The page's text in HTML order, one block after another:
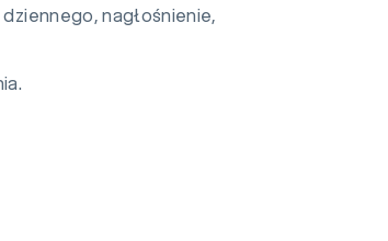
nagłośnienie,